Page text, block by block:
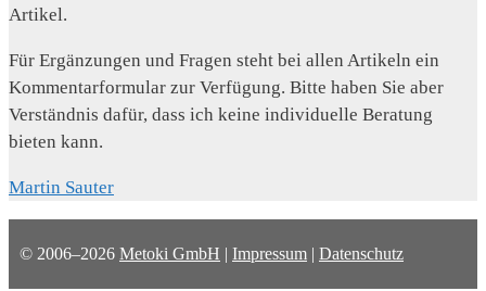
Artikel.
Für Ergänzungen und Fragen steht bei allen Artikeln ein
Kommentarformular zur Verfügung. Bitte haben Sie aber
Verständnis dafür, dass ich keine individuelle Beratung
bieten kann.
Martin Sauter
© 2006–2026 Metoki GmbH | Impressum | Datenschutz